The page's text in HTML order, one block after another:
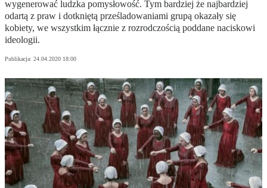
wygenerować ludzka pomysłowość. Tym bardziej że najbardziej
odartą z praw i dotkniętą prześladowaniami grupą okazały się
kobiety, we wszystkim łącznie z rozrodczością poddane naciskowi
ideologii.
Publikacja: 24.04.2020 18:00